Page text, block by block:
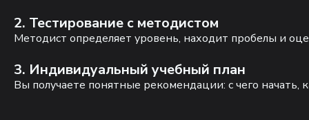
2. Тестирование с методистом
Методист определяет уровень, находит пробелы и
3. Индивидуальный учебный план
Вы получаете понятные рекомендации: с чего начать,